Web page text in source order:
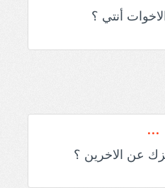
أنتي ؟
عن الاخرين ؟